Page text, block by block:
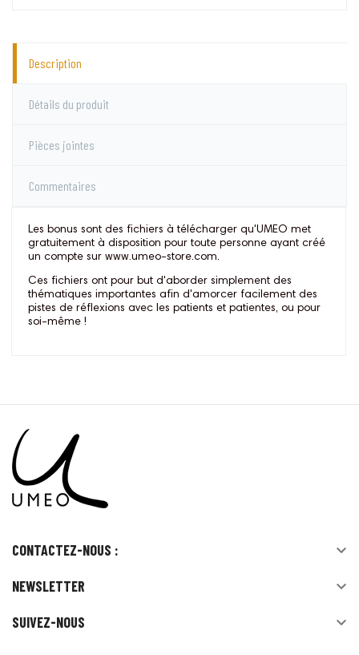
Description
Détails du produit
Pièces jointes
Commentaires
Les bonus sont des fichiers à télécharger qu'UMEO met
gratuitement à disposition pour toute personne ayant créé
un compte sur www.umeo-store.com.
Ces fichiers ont pour but d'aborder simplement des
thématiques importantes afin d'amorcer facilement des
pistes de réflexions avec les patients et patientes, ou pour
soi-même !
CONTACTEZ-NOUS : 
NEWSLETTER 
SUIVEZ-NOUS 